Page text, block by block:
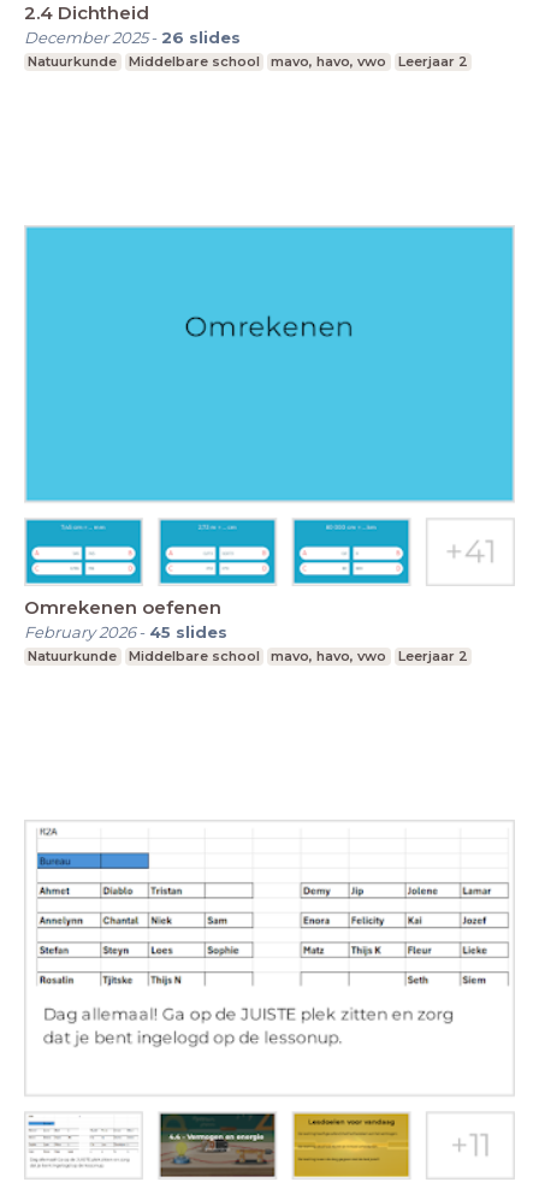
2.4 Dichtheid
December 2025- 26 slides
Natuurkunde Middelbare school mavo, havo, vwo Leerjaar 2
Omrekenen oefenen
February 2026- 45 slides
Natuurkunde Middelbare school mavo, havo, vwo Leerjaar 2